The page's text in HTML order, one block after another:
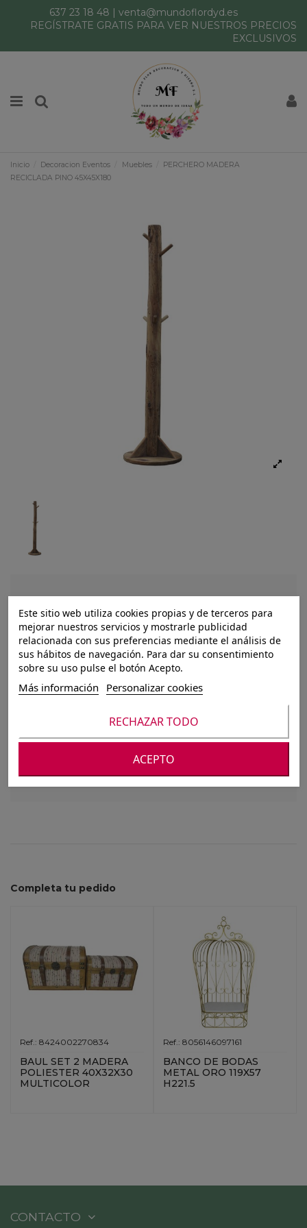
637 23 18 48 | venta@mundoflordyd.es
REGÍSTRATE GRATIS PARA VER NUESTROS PRECIOS
EXCLUSIVOS
Inicio Decoracion Eventos Muebles
PERCHERO MADERA
RECICLADA PINO 45X45X180
PERCHERO MADERA
RECICLADA PINO
45X45X180
Para ver nuestros precios debes registrarte o
Completa tu pedido
Ref.: 8424002270834
BAUL SET 2 MADERA
POLIESTER 40X32X30
MULTICOLOR
Ref.: 8056146097161
BANCO DE BODAS
METAL ORO 119X57
H221.5
CONTACTO
Este sitio web utiliza cookies propias y de terceros para
mejorar nuestros servicios y mostrarle publicidad
relacionada con sus preferencias mediante el análisis de
sus hábitos de navegación. Para dar su consentimiento
sobre su uso pulse el botón Acepto.
Más información Personalizar cookies
RECHAZAR TODO
ACEPTO